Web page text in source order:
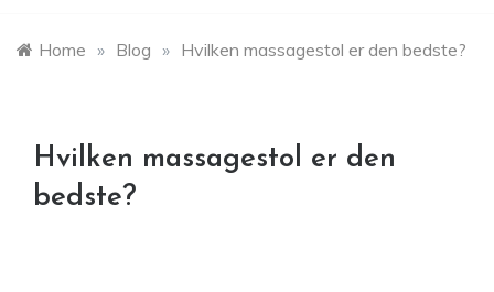
Home » Blog » Hvilken massagestol er den bedste?
Hvilken massagestol er den
bedste?